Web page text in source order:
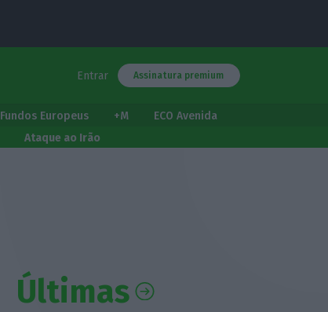
Entrar Assinatura premium
Fundos Europeus +M
ECO Avenida
Ataque ao Irão
Últimas